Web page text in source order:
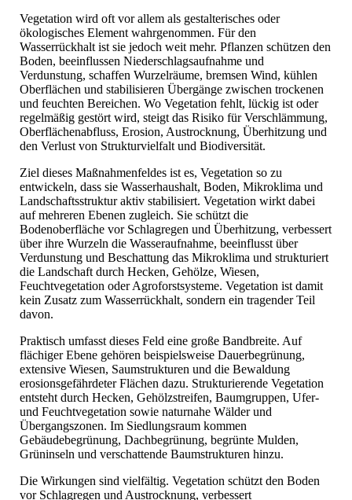
Vegetation wird oft vor allem als gestalterisches oder
ökologisches Element wahrgenommen. Für den
Wasserrückhalt ist sie jedoch weit mehr. Pflanzen schützen den
Boden, beeinflussen Niederschlagsaufnahme und
Verdunstung, schaffen Wurzelräume, bremsen Wind, kühlen
Oberflächen und stabilisieren Übergänge zwischen trockenen
und feuchten Bereichen. Wo Vegetation fehlt, lückig ist oder
regelmäßig gestört wird, steigt das Risiko für Verschlämmung,
Oberflächenabfluss, Erosion, Austrocknung, Überhitzung und
den Verlust von Strukturvielfalt und Biodiversität.
Ziel dieses Maßnahmenfeldes ist es, Vegetation so zu
entwickeln, dass sie Wasserhaushalt, Boden, Mikroklima und
Landschaftsstruktur aktiv stabilisiert. Vegetation wirkt dabei
auf mehreren Ebenen zugleich. Sie schützt die
Bodenoberfläche vor Schlagregen und Überhitzung, verbessert
über ihre Wurzeln die Wasseraufnahme, beeinflusst über
Verdunstung und Beschattung das Mikroklima und strukturiert
die Landschaft durch Hecken, Gehölze, Wiesen,
Feuchtvegetation oder Agroforstsysteme. Vegetation ist damit
kein Zusatz zum Wasserrückhalt, sondern ein tragender Teil
davon.
Praktisch umfasst dieses Feld eine große Bandbreite. Auf
flächiger Ebene gehören beispielsweise Dauerbegrünung,
extensive Wiesen, Saumstrukturen und die Bewaldung
erosionsgefährdeter Flächen dazu. Strukturierende Vegetation
entsteht durch Hecken, Gehölzstreifen, Baumgruppen, Ufer-
und Feuchtvegetation sowie naturnahe Wälder und
Übergangszonen. Im Siedlungsraum kommen
Gebäudebegrünung, Dachbegrünung, begrünte Mulden,
Grüninseln und verschattende Baumstrukturen hinzu.
Die Wirkungen sind vielfältig. Vegetation schützt den Boden
vor Schlagregen und Austrocknung, verbessert